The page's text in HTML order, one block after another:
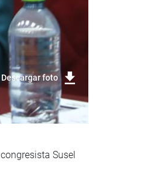
Descargar foto
Susel